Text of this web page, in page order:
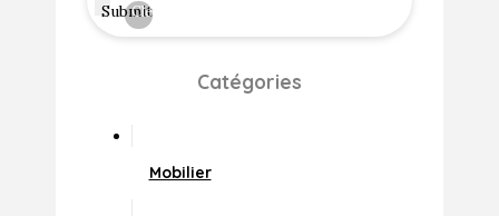
Submit
Clear
Catégories
Mobilier